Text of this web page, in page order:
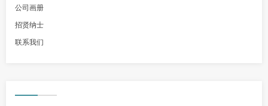
公司画册
招贤纳士
联系我们